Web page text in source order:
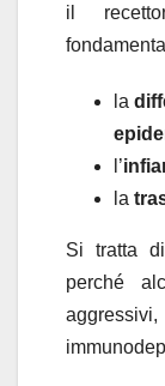
il
la
l’
la
Si tratta
perché